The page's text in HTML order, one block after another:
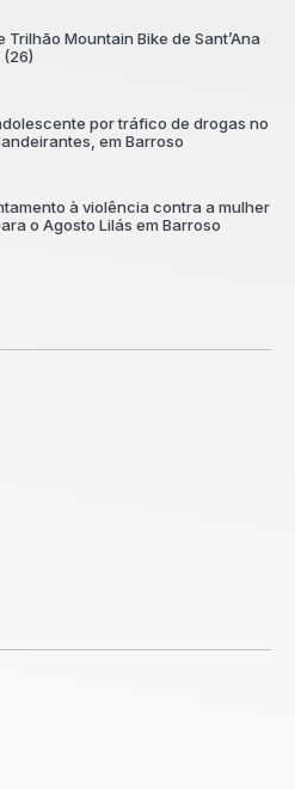
Mountain Bike de Sant’Ana
por tráfico de drogas no
em Barroso
à violência contra a mulher
o Agosto Lilás em Barroso